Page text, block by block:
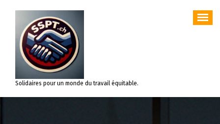
contenu
Solidaires pour un monde du travail équitable.